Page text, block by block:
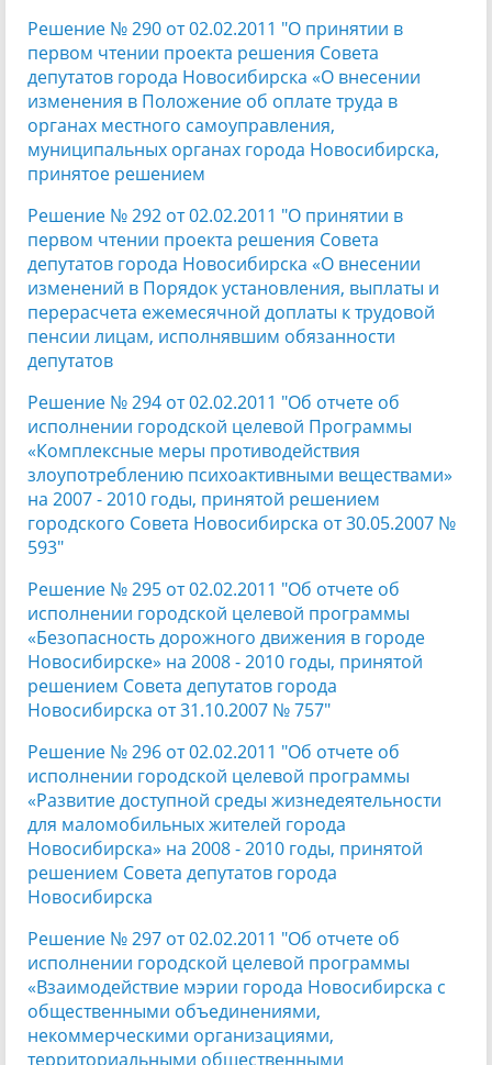
Решение № 290 от 02.02.2011 "О принятии в
первом чтении проекта решения Совета
депутатов города Новосибирска «О внесении
изменения в Положение об оплате труда в
органах местного самоуправления,
муниципальных органах города Новосибирска,
принятое решением
Решение № 292 от 02.02.2011 "О принятии в
первом чтении проекта решения Совета
депутатов города Новосибирска «О внесении
изменений в Порядок установления, выплаты и
перерасчета ежемесячной доплаты к трудовой
пенсии лицам, исполнявшим обязанности
депутатов
Решение № 294 от 02.02.2011 "Об отчете об
исполнении городской целевой Программы
«Комплексные меры противодействия
злоупотреблению психоактивными веществами»
на 2007 - 2010 годы, принятой решением
городского Совета Новосибирска от 30.05.2007 №
593"
Решение № 295 от 02.02.2011 "Об отчете об
исполнении городской целевой программы
«Безопасность дорожного движения в городе
Новосибирске» на 2008 - 2010 годы, принятой
решением Совета депутатов города
Новосибирска от 31.10.2007 № 757"
Решение № 296 от 02.02.2011 "Об отчете об
исполнении городской целевой программы
«Развитие доступной среды жизнедеятельности
для маломобильных жителей города
Новосибирска» на 2008 - 2010 годы, принятой
решением Совета депутатов города
Новосибирска
Решение № 297 от 02.02.2011 "Об отчете об
исполнении городской целевой программы
«Взаимодействие мэрии города Новосибирска с
общественными объединениями,
некоммерческими организациями,
территориальными общественными